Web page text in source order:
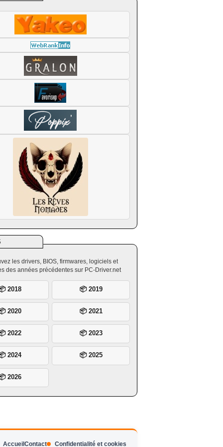
les drivers, BIOS, firmwares, logiciels et
des années précédentes sur PC-Driver.net
2018 📦 2019
2020 📦 2021
2022 📦 2023
2024 📦 2025
2026
Accueil Contact Confidentialité et cookies